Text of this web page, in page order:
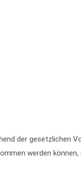
der gesetzlichen
werden